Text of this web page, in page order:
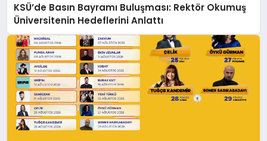
KSÜ’de Basın Bayramı Buluşması: Rektör Okumuş
Üniversitenin Hedeflerini Anlattı